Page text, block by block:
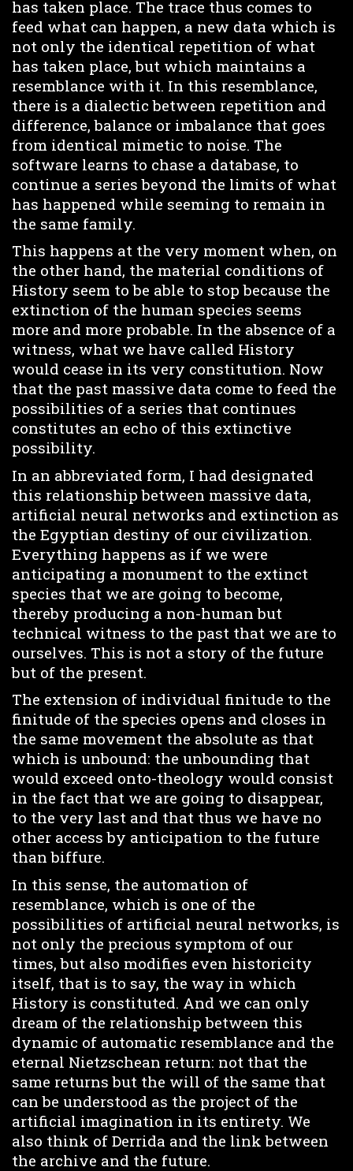
has taken place. The trace thus comes to
feed what can happen, a new data which is
not only the identical repetition of what
has taken place, but which maintains a
resemblance with it. In this resemblance,
there is a dialectic between repetition and
difference, balance or imbalance that goes
from identical mimetic to noise. The
software learns to chase a database, to
continue a series beyond the limits of what
has happened while seeming to remain in
the same family.
This happens at the very moment when, on
the other hand, the material conditions of
History seem to be able to stop because the
extinction of the human species seems
more and more probable. In the absence of a
witness, what we have called History
would cease in its very constitution. Now
that the past massive data come to feed the
possibilities of a series that continues
constitutes an echo of this extinctive
possibility.
In an abbreviated form, I had designated
this relationship between massive data,
artificial neural networks and extinction as
the Egyptian destiny of our civilization.
Everything happens as if we were
anticipating a monument to the extinct
species that we are going to become,
thereby producing a non-human but
technical witness to the past that we are to
ourselves. This is not a story of the future
but of the present.
The extension of individual finitude to the
finitude of the species opens and closes in
the same movement the absolute as that
which is unbound: the unbounding that
would exceed onto-theology would consist
in the fact that we are going to disappear,
to the very last and that thus we have no
other access by anticipation to the future
than biffure.
In this sense, the automation of
resemblance, which is one of the
possibilities of artificial neural networks, is
not only the precious symptom of our
times, but also modifies even historicity
itself, that is to say, the way in which
History is constituted. And we can only
dream of the relationship between this
dynamic of automatic resemblance and the
eternal Nietzschean return: not that the
same returns but the will of the same that
can be understood as the project of the
artificial imagination in its entirety. We
also think of Derrida and the link between
the archive and the future.